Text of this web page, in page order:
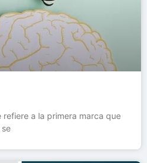
refiere a la primera marca que